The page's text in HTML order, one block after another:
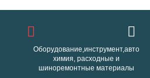
Оборудование,инструмент,авто
химия, расходные и
шиноремонтные материалы